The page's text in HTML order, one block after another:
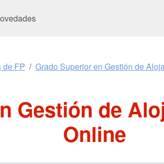
de FP Grado Superior en Gestión de
Gestión de
Online